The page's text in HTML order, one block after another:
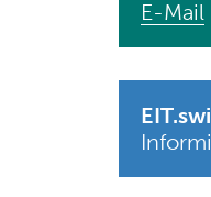
E-Mail